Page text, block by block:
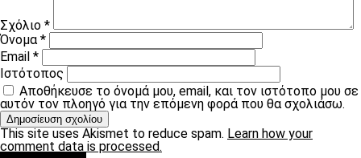
Σχόλιο *
Όνομα*
Email *
Ιστότοπος
Αποθήκευσε το όνομά μου, email, και τον ιστότοπο μου σε
αυτόν τον πλοηγό για την επόμενη φορά που θα σχολιάσω.
This site uses Akismet to reduce spam. Learn how your
comment data is processed.